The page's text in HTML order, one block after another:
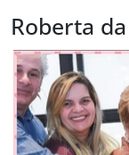
Roberta